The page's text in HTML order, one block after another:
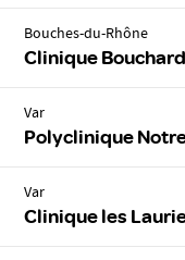
Bouches-du-Rhône
Clinique
Var
Polyclinique
Var
Clinique les